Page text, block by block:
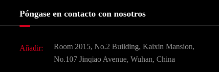
Ingredientes Cosméticos
Sabores y fragancias
Historia de la empresa
Preguntas frecuentes (FAQ)
Póngase en contacto con nosotros
Añadir:
Room 2015, No.2 Building, Kaixin Mansion,
No.107 Jinqiao Avenue, Wuhan, China